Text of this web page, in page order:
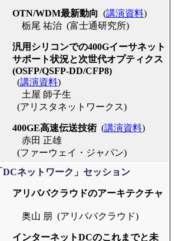
OTN/WDM最新動向 (講演資料)
栃尾 祐治 (富士通研究所)
汎用シリコンでの400Gイーサネット
サポート状況と次世代オプティクス
(OSFP/QSFP-DD/CFP8)
(講演資料)
土屋 師子生
(アリスタネットワークス)
400GE高速伝送技術 (講演資料)
赤田 正雄
(ファーウェイ・ジャパン)
DCネットワーク」セッション
アリババクラウドのアーキテクチャ
奥山 朋 (アリババクラウド)
インターネットDCのこれまでと未